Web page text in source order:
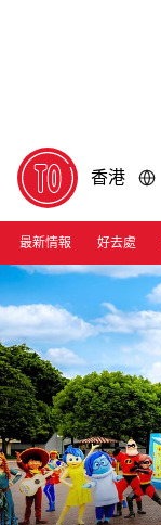
香港
最新情報 好去處